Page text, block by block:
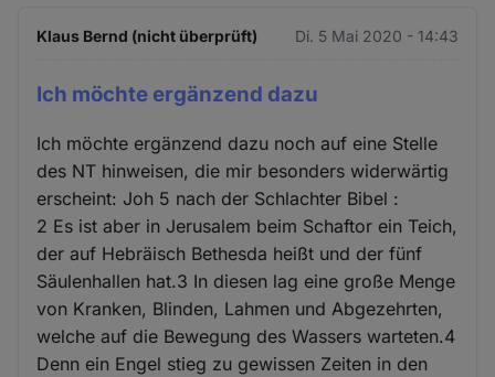
Klaus Bernd (nicht überprüft) Di. 5 Mai 2020 - 14:43
Ich möchte ergänzend dazu
Ich möchte ergänzend dazu noch auf eine Stelle
des NT hinweisen, die mir besonders widerwärtig
erscheint: Joh 5 nach der Schlachter Bibel :
2 Es ist aber in Jerusalem beim Schaftor ein Teich,
der auf Hebräisch Bethesda heißt und der fünf
Säulenhallen hat.3 In diesen lag eine große Menge
von Kranken, Blinden, Lahmen und Abgezehrten,
welche auf die Bewegung des Wassers warteten.4
Denn ein Engel stieg zu gewissen Zeiten in den